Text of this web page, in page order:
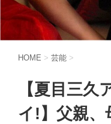
HOME > 芸能 >
【夏目三久
イ!】父親、